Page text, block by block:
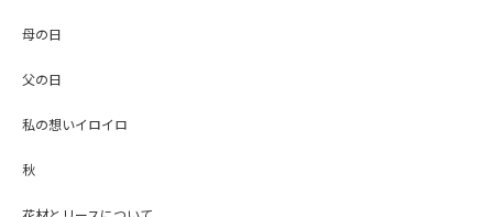
母の日
父の日
私の想いイロイロ
秋